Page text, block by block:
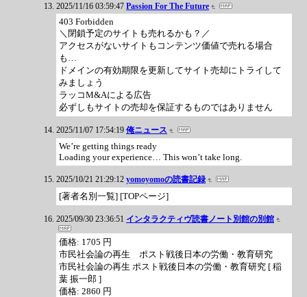
2025/11/16 03:59:47 Passion For The Future
403 Forbidden
＼閉鎖予定のサイトも売れるかも？／
アクセスがないサイトもコンテンツ価値で売れる場合
も…
ドメインの有効期限を更新してサイト売却にトライして
みましょう
ラッコM&Aによる広告
必ずしもサイトの売却を保証するものではありません
2025/11/07 17:54:19 俺ニュース
We’re getting things ready
Loading your experience… This won’t take long.
2025/10/21 21:29:12 yomoyomoの読書記録
[著者名別一覧] [TOPページ]
2025/09/30 23:36:51 インタラクティヴ読書ノート別館の別館
価格: 1705 円
市民社会論の再生 ポスト戦後日本の労働・教育研究
市民社会論の再生 ポスト戦後日本の労働・教育研究 [ 稲
葉 振一郎 ]
価格: 2860 円